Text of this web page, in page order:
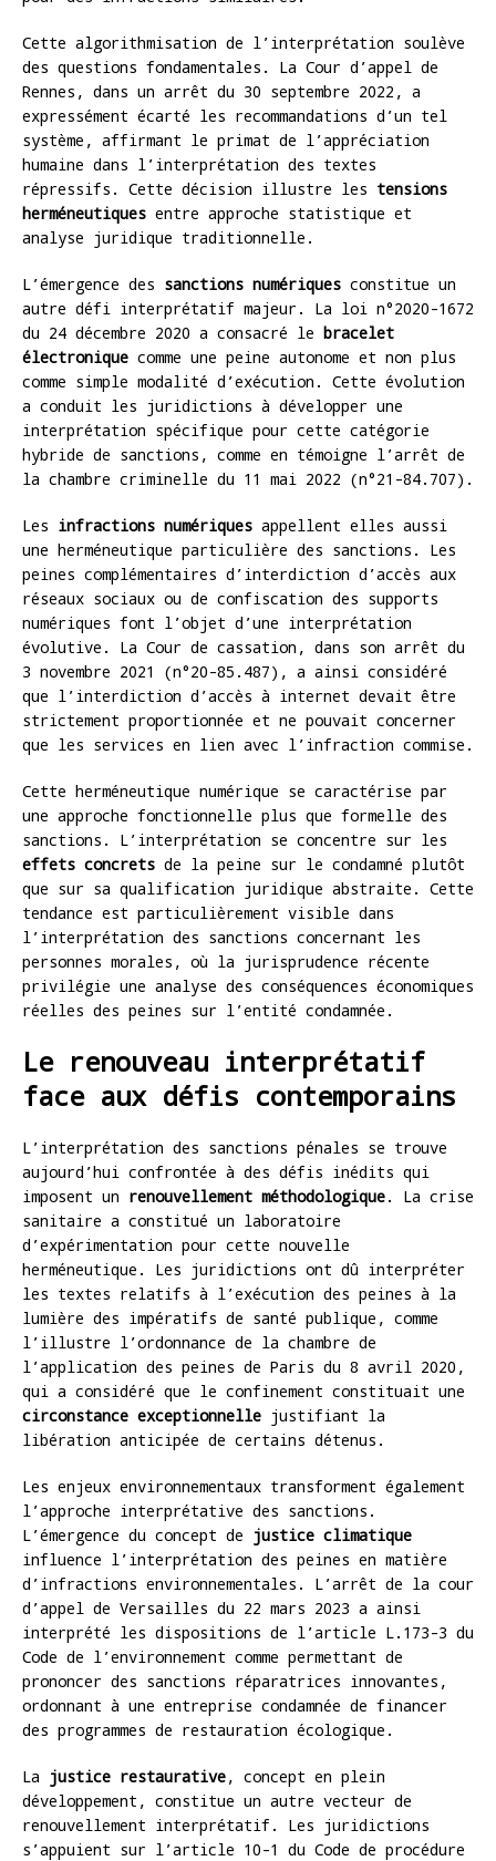
Cette algorithmisation de l’interprétation soulève
des questions fondamentales. La Cour d’appel de
Rennes, dans un arrêt du 30 septembre 2022, a
expressément écarté les recommandations d’un tel
système, affirmant le primat de l’appréciation
humaine dans l’interprétation des textes
répressifs. Cette décision illustre les tensions
herméneutiques entre approche statistique et
analyse juridique traditionnelle.
L’émergence des sanctions numériques constitue un
autre défi interprétatif majeur. La loi n°2020-1672
du 24 décembre 2020 a consacré le bracelet
électronique comme une peine autonome et non plus
comme simple modalité d’exécution. Cette évolution
a conduit les juridictions à développer une
interprétation spécifique pour cette catégorie
hybride de sanctions, comme en témoigne l’arrêt de
la chambre criminelle du 11 mai 2022 (n°21-84.707).
Les infractions numériques appellent elles aussi
une herméneutique particulière des sanctions. Les
peines complémentaires d’interdiction d’accès aux
réseaux sociaux ou de confiscation des supports
numériques font l’objet d’une interprétation
évolutive. La Cour de cassation, dans son arrêt du
3 novembre 2021 (n°20-85.487), a ainsi considéré
que l’interdiction d’accès à internet devait être
strictement proportionnée et ne pouvait concerner
que les services en lien avec l’infraction commise.
Cette herméneutique numérique se caractérise par
une approche fonctionnelle plus que formelle des
sanctions. L’interprétation se concentre sur les
effets concrets de la peine sur le condamné plutôt
que sur sa qualification juridique abstraite. Cette
tendance est particulièrement visible dans
l’interprétation des sanctions concernant les
personnes morales, où la jurisprudence récente
privilégie une analyse des conséquences économiques
réelles des peines sur l’entité condamnée.
Le renouveau interprétatif
face aux défis contemporains
L’interprétation des sanctions pénales se trouve
aujourd’hui confrontée à des défis inédits qui
imposent un renouvellement méthodologique. La crise
sanitaire a constitué un laboratoire
d’expérimentation pour cette nouvelle
herméneutique. Les juridictions ont dû interpréter
les textes relatifs à l’exécution des peines à la
lumière des impératifs de santé publique, comme
l’illustre l’ordonnance de la chambre de
l’application des peines de Paris du 8 avril 2020,
qui a considéré que le confinement constituait une
circonstance exceptionnelle justifiant la
libération anticipée de certains détenus.
Les enjeux environnementaux transforment également
l’approche interprétative des sanctions.
L’émergence du concept de justice climatique
influence l’interprétation des peines en matière
d’infractions environnementales. L’arrêt de la cour
d’appel de Versailles du 22 mars 2023 a ainsi
interprété les dispositions de l’article L.173-3 du
Code de l’environnement comme permettant de
prononcer des sanctions réparatrices innovantes,
ordonnant à une entreprise condamnée de financer
des programmes de restauration écologique.
La justice restaurative, concept en plein
développement, constitue un autre vecteur de
renouvellement interprétatif. Les juridictions
s’appuient sur l’article 10-1 du Code de procédure